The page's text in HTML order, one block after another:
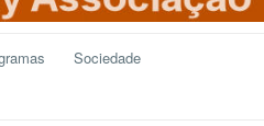
Sociedade